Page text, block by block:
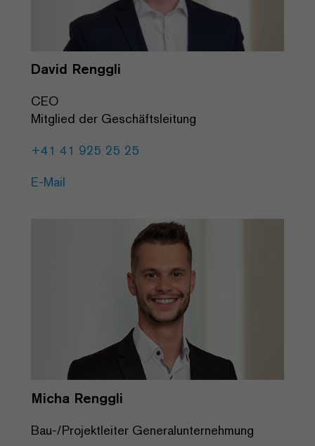
David Renggli
CEO
Mitglied der Geschäftsleitung
+41 41 925 25 25
E-Mail
Micha Renggli
Bau-/Projektleiter Generalunternehmung